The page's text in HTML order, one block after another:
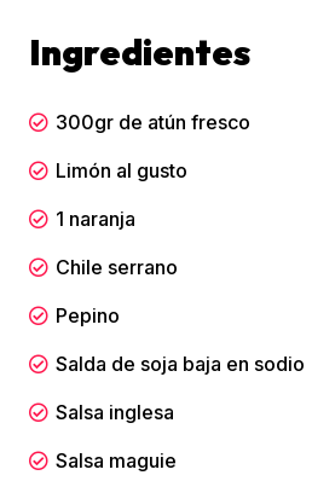
Ingredientes
300gr de atún fresco
Limón al gusto
1 naranja
Chile serrano
Pepino
Salda de soja baja en sodio
Salsa inglesa
Salsa maguie